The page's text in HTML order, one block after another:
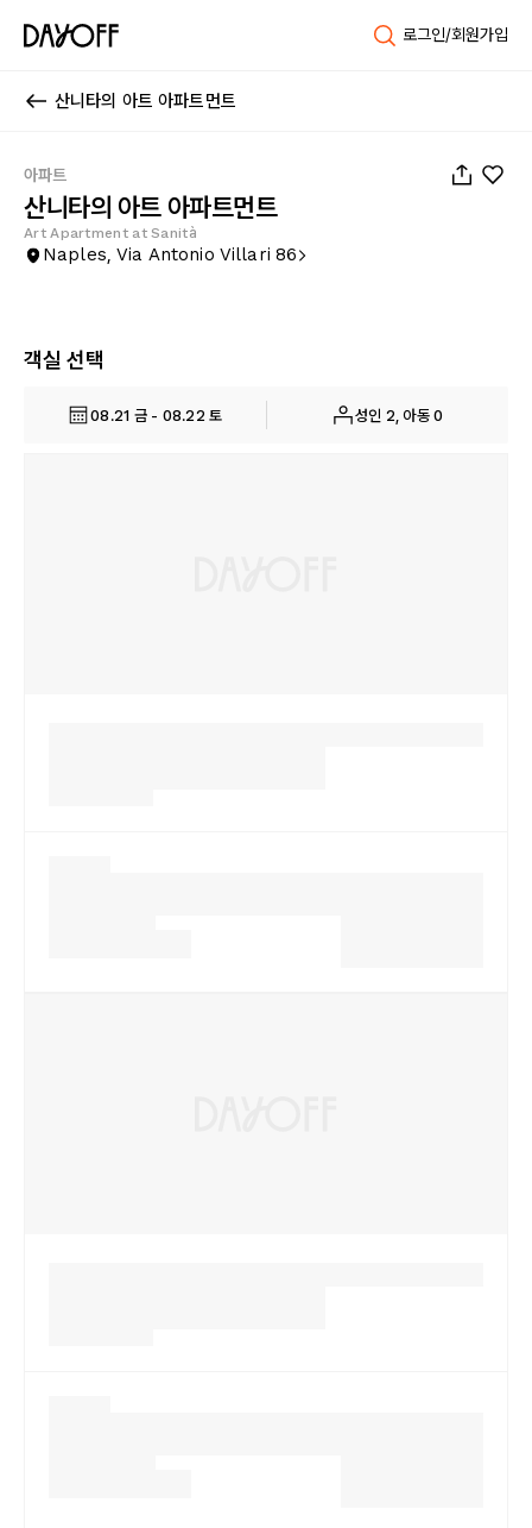
로그인/회원가입
산니타의 아트 아파트먼트
아파트
산니타의 아트 아파트먼트
Art Apartment at Sanità
Naples, Via Antonio Villari 86
객실 선택
08.21 금 - 08.22 토 성인 2, 아동 0